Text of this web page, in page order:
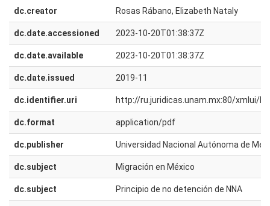
dc.creator Rosas Rábano, Elizabeth Nataly
dc.date.accessioned 2023-10-20T01:38:37Z
dc.date.available 2023-10-20T01:38:37Z
dc.date.issued 2019-11
dc.identifier.uri http://ru.juridicas.unam.mx:80/xmlui/
dc.format application/pdf
dc.publisher Universidad Nacional Autónoma de
dc.subject Migración en México
dc.subject Principio de no detención de NNA